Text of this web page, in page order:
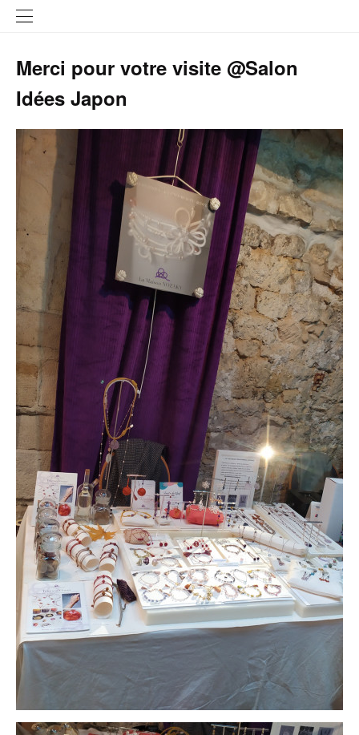
Merci pour votre visite @Salon
Idées Japon